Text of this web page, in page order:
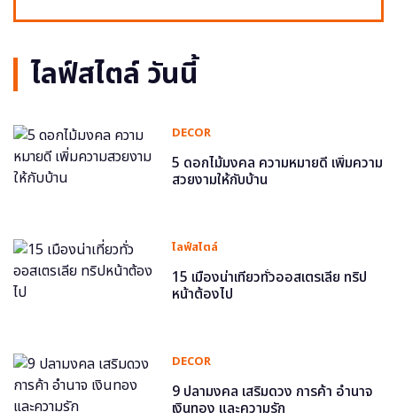
ไลฟ์สไตล์ วันนี้
DECOR
5 ดอกไม้มงคล ความหมายดี เพิ่มความ
สวยงามให้กับบ้าน
ไลฟ์สไตล์
15 เมืองน่าเที่ยวทั่วออสเตรเลีย ทริป
หน้าต้องไป
DECOR
9 ปลามงคล เสริมดวง การค้า อำนาจ
เงินทอง และความรัก